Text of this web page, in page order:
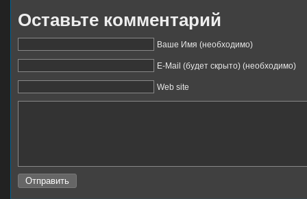
Оставьте комментарий
Ваше Имя (необходимо)
E-Mail (будет скрыто) (необходимо)
Web site